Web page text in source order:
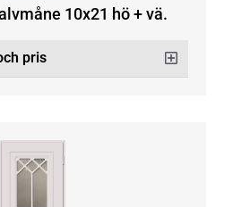
10x21 hö + vä.
pris